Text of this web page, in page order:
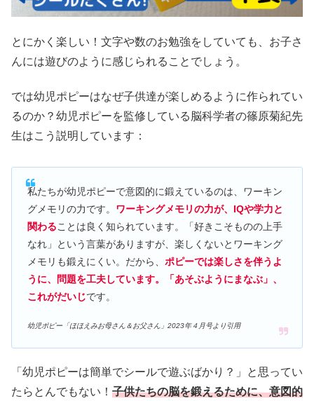
とにかく楽しい！文字や数のお勉強をしていても、お子さ
んには遊びのように感じられることでしょう。
では幼児ポピーはなぜ子供達が楽しめるように作られてい
るのか？幼児ポピーを監修している脳科学者の篠原菊紀先
生はこう説明しています：
私たちが幼児ポピーで意図的に鍛えているのは、ワーキン
グメモリの力です。 ワーキングメモリの力が、IQや学力と
関わることは良く知られています。「好きこそものの上手
なれ」という言葉がありますが、楽しくないとワーキング
メモリも鍛えにくい。だから、 ポピーでは楽しさを伴うよ
うに、問題を工夫しています。「あそぶようにまなぶ」、
これがだいじです。
幼児ポピー「ほほえみお母さん＆お父さん」2023年４月号より引用
「幼児ポピーは簡単でシールで遊ぶばかり？」と思ってい
たらとんでもない！ 子供たちの脳を鍛えるために、意図的